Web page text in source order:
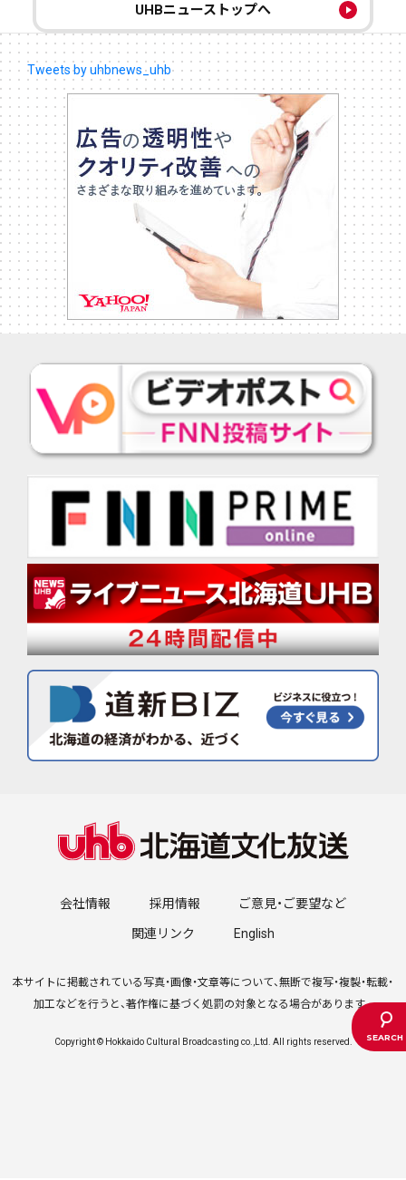
UHBニューストップへ
Tweets by uhbnews_uhb
会社情報 採用情報 ご意見・ご要望など
関連リンク English
本サイトに掲載されている写真・画像・文章等について、無断で複写・複製・転載・
加工などを行うと、著作権に基づく処罰の対象となる場合があります。
Copyright © Hokkaido Cultural Broadcasting co.,Ltd. All rights reserved.